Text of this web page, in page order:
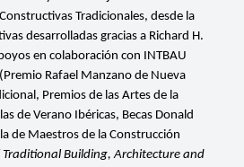
Tradicionales, desde la
desarrolladas gracias a Richard H.
en colaboración con INTBAU
Rafael Manzano de Nueva
Premios de las Artes de la
de Verano Ibéricas, Becas Donald
de Maestros de la Construcción
Building, Architecture and